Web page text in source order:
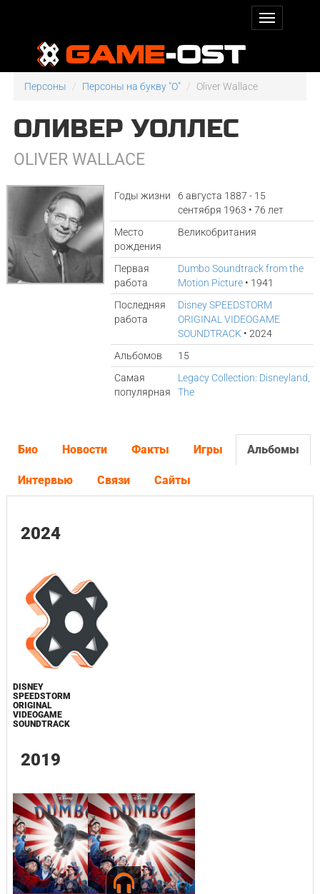
Персоны Персоны на букву "O" Oliver Wallace
ОЛИВЕР УОЛЛЕС
OLIVER WALLACE
Годы жизни
6 августа 1887 - 15
сентября 1963 • 76 лет
Место
рождения
Великобритания
Первая
работа
Dumbo Soundtrack from the
Motion Picture • 1941
Последняя
работа
Disney SPEEDSTORM
ORIGINAL VIDEOGAME
SOUNDTRACK • 2024
Альбомов
15
Самая
популярная
Legacy Collection: Disneyland,
The
Био Новости Факты Игры Альбомы
Интервью Связи Сайты
2024
DISNEY
SPEEDSTORM
ORIGINAL
VIDEOGAME
SOUNDTRACK
2019